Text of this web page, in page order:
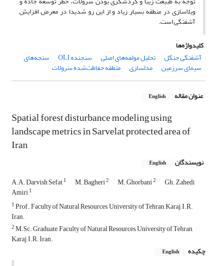
ویلاسازی در منطقه بسیار زیاد و از این­ رو شدیدا در معرض افزایش
آشفتگی است.
کلیدواژه‌ها
آشفتگی جنگل
تحلیل مولفه‌های اصلی سنجنده OLI سنجه‌های
سیمای سرزمین مدلسازی منطقه حفاظت‌شده سرولات
عنوان مقاله English
Spatial forest disturbance modeling using
landscape metrics in Sarvelat protected area of
Iran
نویسندگان English
A.A. Darvish Sefat1 M. Bagheri2 M. Ghorbani2 Gh. Zahedi
Amiri1
1Prof., Faculty of Natural Resources, University of Tehran, Karaj, I.R.
Iran.
2M.Sc. Graduate, Faculty of Natural Resources, University of Tehran,
Karaj, I.R. Iran.
چکیده
English